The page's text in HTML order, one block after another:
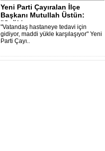
Yeni Parti Çayıralan İlçe
Başkanı Mutullah Üstün:
"Sağlıkta ..
"Vatandaş hastaneye tedavi için
gidiyor, maddi yükle karşılaşıyor" Yeni
Parti Çayı..